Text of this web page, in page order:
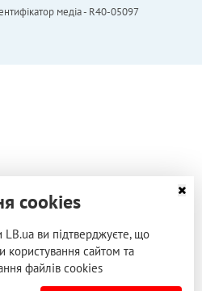
медіа - R40-05097
cookies
ви підтверджуєте, що
сайтом та
файлів cookies